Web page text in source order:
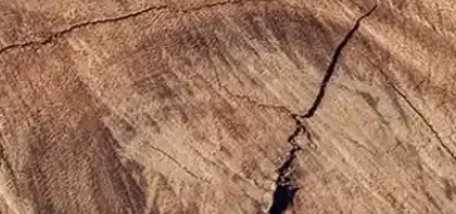
ve modellerle kullanım kolaylığı sunuyor.
çıkar. Parlak yüzeyi ve modern görünümüyle resmi